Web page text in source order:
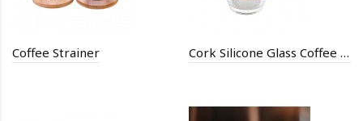
Coffee Strainer Cork Silicone Glass Coffee Cup